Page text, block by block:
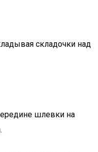
складочки над
шлевки на